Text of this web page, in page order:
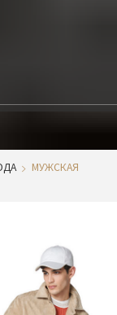
МУЖСКАЯ